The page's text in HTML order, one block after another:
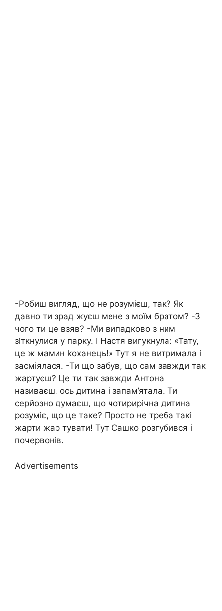
-Робиш вигляд, що не розумієш, так? Як
давно ти зрад жуєш мене з моїм братом? -З
чого ти це взяв? -Ми випадково з ним
зіткнулися у парку. І Настя вигукнула: «Тату,
це ж мамин kоханець!» Тут я не витримала і
засміялася. -Ти що забув, що сам завжди так
жартуєш? Це ти так завжди Антона
називаєш, ось дитина і запам’ятала. Ти
серйозно думаєш, що чотирирічна дитина
розуміє, що це таке? Просто не треба такі
жарти жар тувати! Тут Сашко розгубився і
почервонів.
Advertisements